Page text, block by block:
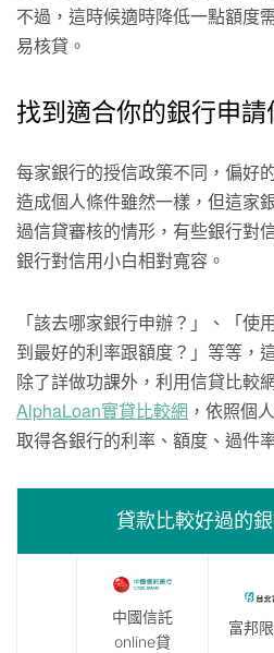
不過，這時候適時降低一點額度
易核貸。
找到適合你的銀行申
每家銀行的授信政策不同，偏好
造成個人條件雖然一樣，但這家
過信貸審核的情形，有些銀行對
銀行對信用小白相對寬容。
「該去哪家銀行申辦？」、「使
到最好的利率跟額度？」等等，
除了詳做功課外，利用信貸比較
AlphaLoan實貸比較網 ，依照個
取得各銀行的利率、額度、過件
貸款比較好過的
中國信託
online貸
富邦